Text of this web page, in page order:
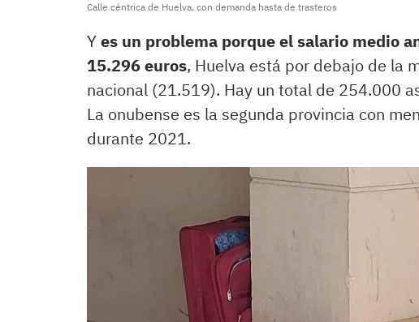
Calle céntrica de Huelva, con demanda hasta de trasteros
Yes un problema porque el salario medio
15.296 euros, Huelva está por debajo de la
nacional (21.519). Hay un total de 254.000
La onubense es la segunda provincia con
durante 2021.